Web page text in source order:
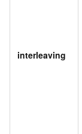
interleaving